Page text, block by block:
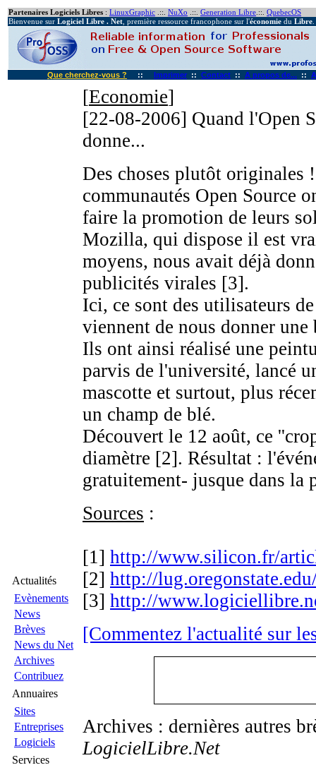
Partenaires Logiciels Libres : LinuxGraphic .::. NuXo .::. Generation Libre .::. QuebecOS
Bienvenue sur Logiciel Libre . Net , première ressource francophone sur l'économie du Libre
Que cherchez-vous ? :: Imprimer :: Contact :: A propos de... ::
Actualités
Evènements
News
Brèves
News du Net
Archives
Contribuez
Annuaires
Sites
Entreprises
Logiciels
Services
[Economie]
[22-08-2006] Quand l'Open
donne...
Des choses plutôt originales
communautés Open Source
faire la promotion de leurs
Mozilla, qui dispose il est
moyens, nous avait déjà
publicités virales [3].
Ici, ce sont des utilisateurs
viennent de nous donner
Ils ont ainsi réalisé une
parvis de l'université, lancé
mascotte et surtout, plus
un champ de blé.
Découvert le 12 août, ce
diamètre [2]. Résultat :
gratuitement- jusque dans la
Sources :
[1] http://www.silicon.fr/
[2] http://
[3] http://
[Commentez l'actualité sur
Archives : dernières autres
LogicielLibre.Net